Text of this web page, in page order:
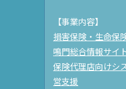
【事業内容】
損害保険・生命保
鳴門総合情報サイ
保険代理店向けシ
営支援